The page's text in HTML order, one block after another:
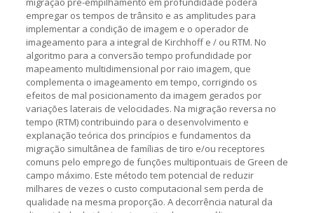
empregar os tempos de trânsito e as amplitudes para
implementar a condição de imagem e o operador de
imageamento para a integral de Kirchhoff e / ou RTM. No
algoritmo para a conversão tempo profundidade por
mapeamento multidimensional por raio imagem, que
complementa o imageamento em tempo, corrigindo os
efeitos de mal posicionamento da imagem gerados por
variações laterais de velocidades. Na migração reversa no
tempo (RTM) contribuindo para o desenvolvimento e
explanação teórica dos princípios e fundamentos da
migração simultânea de famílias de tiro e/ou receptores
comuns pelo emprego de funções multipontuais de Green de
campo máximo. Este método tem potencial de reduzir
milhares de vezes o custo computacional sem perda de
qualidade na mesma proporção. A decorrência natural da